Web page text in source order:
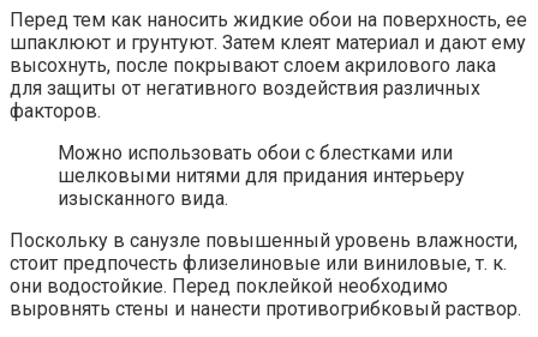
Перед тем как наносить жидкие обои на поверхность, ее
шпаклюют и грунтуют. Затем клеят материал и дают ему
высохнуть, после покрывают слоем акрилового лака
для защиты от негативного воздействия различных
факторов.
Можно использовать обои с блестками или
шелковыми нитями для придания интерьеру
изысканного вида.
Поскольку в санузле повышенный уровень влажности,
стоит предпочесть флизелиновые или виниловые, т. к.
они водостойкие. Перед поклейкой необходимо
выровнять стены и нанести противогрибковый раствор.